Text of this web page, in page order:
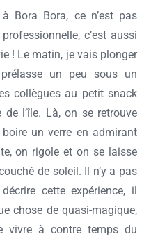
Bora Bora, ce n’est pas
c’est aussi
! Le matin, je vais plonger
un peu sous un
collègues au petit snack
l’île. Là, on se retrouve
un verre en admirant
on rigole et on se laisse
de soleil. Il n’y a pas
cette expérience, il
chose de quasi-magique,
vivre à contre temps du